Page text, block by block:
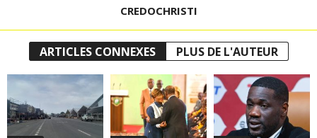
CREDOCHRISTI
ARTICLES CONNEXES PLUS DE L'AUTEUR